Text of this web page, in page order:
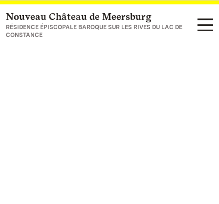
Vers la page d’accueil
Nouveau Château de Meersburg
RÉSIDENCE ÉPISCOPALE BAROQUE SUR LES RIVES DU LAC DE
CONSTANCE